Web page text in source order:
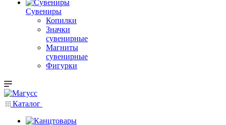
Сувениры
Копилки
Значки
сувенирные
Магниты
сувенирные
Фигурки
Каталог